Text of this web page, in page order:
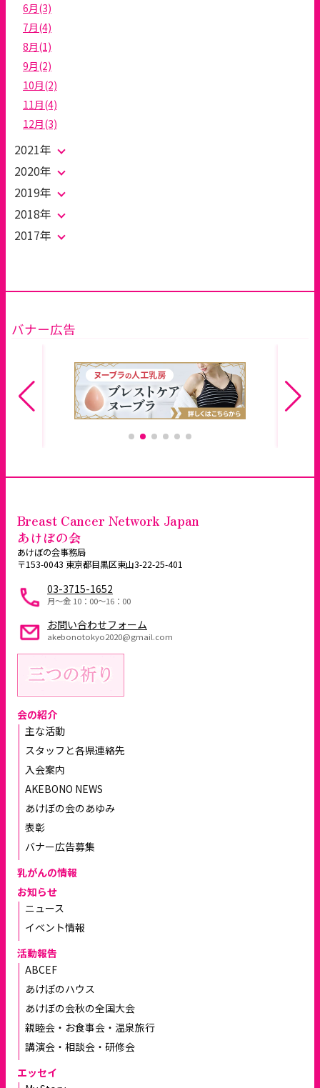
6月(3)
7月(4)
8月(1)
9月(2)
10月(2)
11月(4)
12月(3)
2021年
2020年
2019年
2018年
2017年
バナー広告
Breast Cancer Network Japan
あけぼの会
あけぼの会事務局
〒153-0043 東京都目黒区東山3-22-25-401
03-3715-1652
月～金 10：00〜16：00
お問い合わせフォーム
akebonotokyo2020@gmail.com
会の紹介
主な活動
スタッフと各県連絡先
入会案内
AKEBONO NEWS
あけぼの会のあゆみ
表彰
バナー広告募集
乳がんの情報
お知らせ
ニュース
イベント情報
活動報告
ABCEF
あけぼのハウス
あけぼの会秋の全国大会
親睦会・お食事会・温泉旅行
講演会・相談会・研修会
エッセイ